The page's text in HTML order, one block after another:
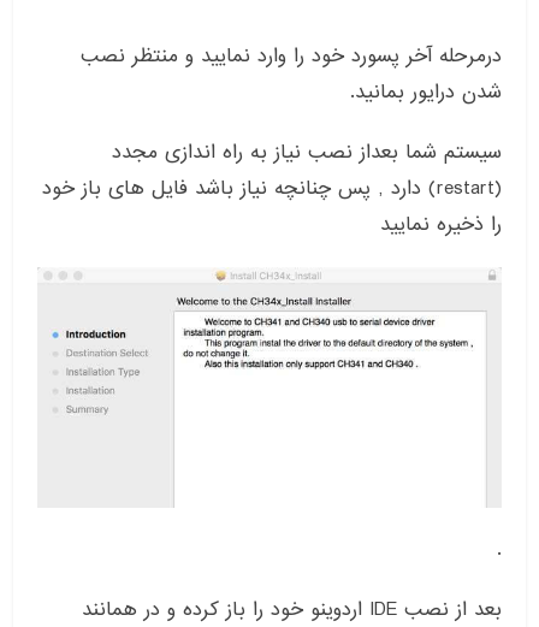
درمرحله آخر پسورد خود را وارد نمایید و منتظر نصب
شدن درایور بمانید.
سیستم شما بعداز نصب نیاز به راه اندازی مجدد
(restart) دارد , پس چنانچه نیاز باشد فایل های باز خود
را ذخیره نمایید
.
بعد از نصب IDE اردوینو خود را باز کرده و در همانند